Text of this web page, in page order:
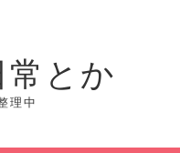
とか
理中